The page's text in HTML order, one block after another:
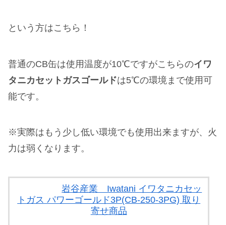
という方はこちら！
普通のCB缶は使用温度が10℃ですがこちらのイワ
タニカセットガスゴールドは5℃の環境まで使用可
能です。
※実際はもう少し低い環境でも使用出来ますが、火
力は弱くなります。
岩谷産業 Iwatani イワタニカセッ
トガス パワーゴールド3P(CB-250-3PG) 取り
寄せ商品